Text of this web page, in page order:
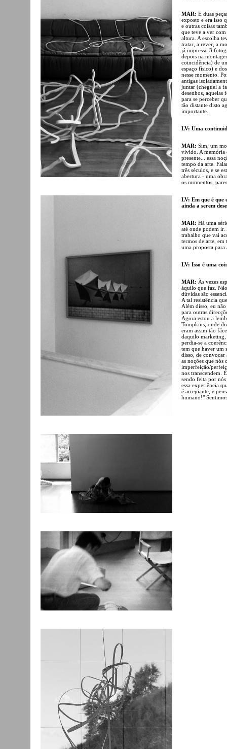
MAR: E duas
exposto e era isso
e outras coisas
que teve a ver com
altura. A escolha
tratar, a rever, a
já impresso 3
depois na
coincidência) de
espaço físico) e
nesse momento.
antigas
juntar (cheguei a
desenhos, aquelas
para se perceber
tão distante disto
importante.
LV: Uma
MAR: Sim, um
vivido. A memória
presente... essa
tempo da arte.
três séculos, e se
abertura - uma
os momentos,
LV: Em que é que
ainda a serem
MAR: Há uma
até onde podem ir.
trabalho que vai
termos de arte, em
uma proposta para
LV: Isso é uma
MAR: Às vezes
àquilo que faz.
dúvidas são
A tal resistência
Além disso, eu
para outras
Agora estou a
Tompkins, onde
eram assim tão
daquilo marketing,
perdia-se a
tem que haver um
disso, de convocar
as noções que nós
imperfeição/
nos transcendem.
sendo feita por
essa experiência
é arrepiante, e
humano!"